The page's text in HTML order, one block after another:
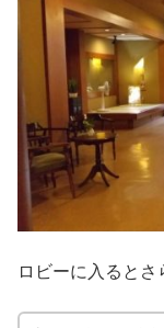
ロビーに入るとさ